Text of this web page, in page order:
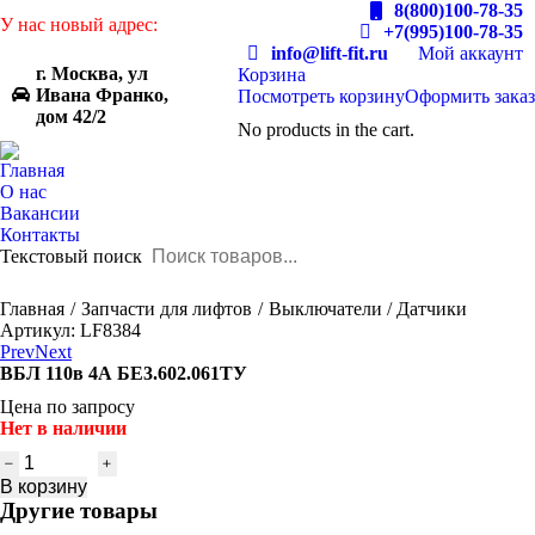
У нас новый адрес:
г. Москва, ул
Ивана Франко,
дом 42/2
8(800)100-78-35
+7(995)100-78-35
info@lift-fit.ru
Мой аккаунт
Корзина
Посмотреть корзинуОформить заказ
No products in the cart.
Главная
О нас
Вакансии
Контакты
Текстовый поиск
You are here:
Главная Запчасти для лифтов
Выключатели / Датчики
Артикул: LF8384
PrevNext
ВБЛ 110в 4А БЕ3.602.061ТУ
Цена по запросу
Нет в наличии
Количество
товара
ВБЛ
110в
В корзину
Другие товары